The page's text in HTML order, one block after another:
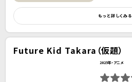
もっと詳しくみる
Future Kid Takara（仮題）
2025年・アニメ